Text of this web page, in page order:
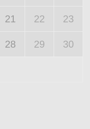
21 22 23
28 29 30